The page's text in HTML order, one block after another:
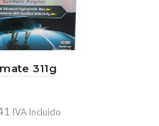
311g
IVA Incluido